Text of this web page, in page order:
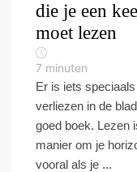
die je een
moet lezen
7 minuten
Er is iets
verliezen in de
goed boek. Lezen
manier om je
vooral als je ...